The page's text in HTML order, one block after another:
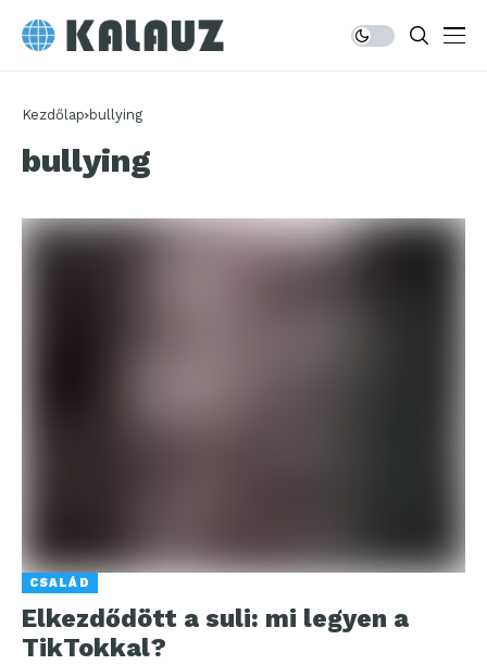
Kezdőlap bullying
bullying
CSALÁD
Elkezdődött a suli: mi legyen a
TikTokkal?